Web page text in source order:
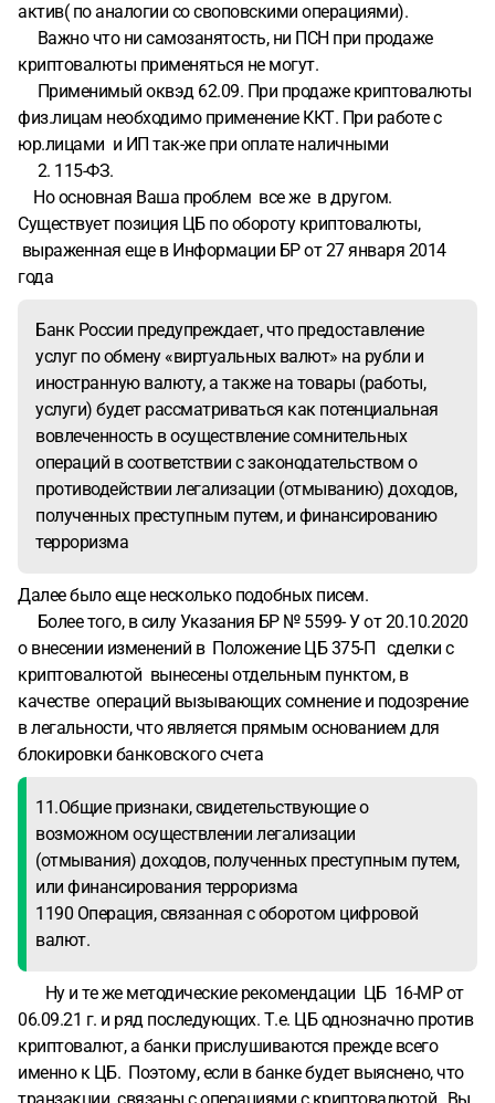
актив( по аналогии со своповскими операциями).
Важно что ни самозанятость, ни ПСН при продаже
криптовалюты применяться не могут.
Применимый оквэд 62.09. При продаже криптовалюты
физ.лицам необходимо применение ККТ. При работе с
юр.лицами и ИП так-же при оплате наличными
2. 115-ФЗ.
Но основная Ваша проблем все же в другом.
Существует позиция ЦБ по обороту криптовалюты,
выраженная еще в Информации БР от 27 января 2014
года
Банк России предупреждает, что предоставление
услуг по обмену «виртуальных валют» на рубли и
иностранную валюту, а также на товары (работы,
услуги) будет рассматриваться как потенциальная
вовлеченность в осуществление сомнительных
операций в соответствии с законодательством о
противодействии легализации (отмыванию) доходов,
полученных преступным путем, и финансированию
терроризма
Далее было еще несколько подобных писем.
Более того, в силу Указания БР № 5599- У от 20.10.2020
о внесении изменений в Положение ЦБ 375-П сделки с
криптовалютой вынесены отдельным пунктом, в
качестве операций вызывающих сомнение и подозрение
в легальности, что является прямым основанием для
блокировки банковского счета
11.Общие признаки, свидетельствующие о
возможном осуществлении легализации
(отмывания) доходов, полученных преступным путем,
или финансирования терроризма
1190 Операция, связанная с оборотом цифровой
валют.
Ну и те же методические рекомендации ЦБ 16-МР от
06.09.21 г. и ряд последующих. Т.е. ЦБ однозначно против
криптовалют, а банки прислушиваются прежде всего
именно к ЦБ. Поэтому, если в банке будет выяснено, что